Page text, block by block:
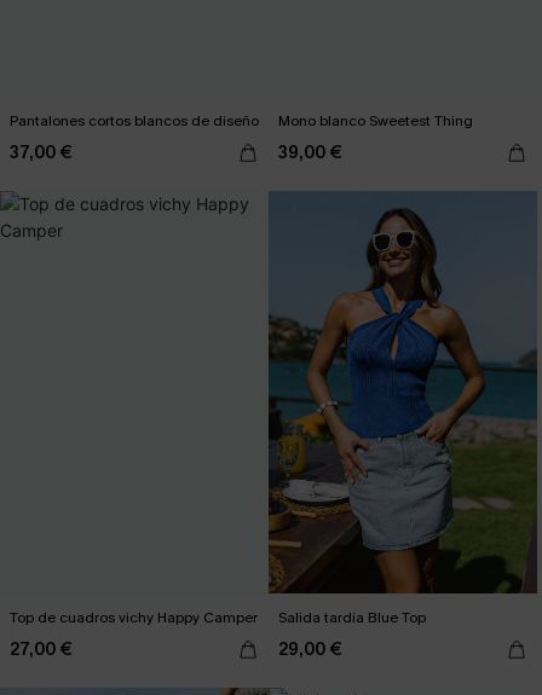
Pantalones cortos blancos de diseño
37,00 €
Mono blanco Sweetest Thing
39,00 €
Top de cuadros vichy Happy Camper
27,00 €
Salida tardía Blue Top
29,00 €